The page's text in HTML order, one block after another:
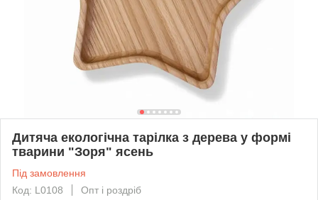
Дитяча екологічна тарілка з дерева у формі
тварини "Зоря" ясень
Під замовлення
Код: L0108
Опт і роздріб